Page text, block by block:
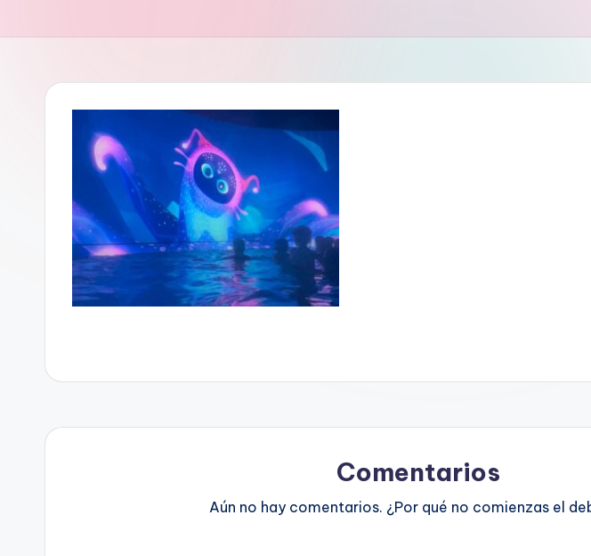
Comentarios
Aún no hay comentarios. ¿Por qué no comienzas el